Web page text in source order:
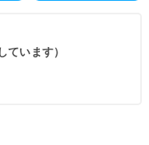
ています）